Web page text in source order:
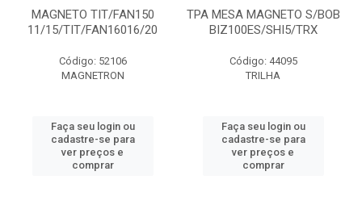
MAGNETO TIT/FAN150
11/15/TIT/FAN16016/20
Código: 52106
MAGNETRON
Faça seu login ou
cadastre-se para
ver preços e
comprar
TPA MESA MAGNETO S/BOB
BIZ100ES/SHI5/TRX
Código: 44095
TRILHA
Faça seu login ou
cadastre-se para
ver preços e
comprar